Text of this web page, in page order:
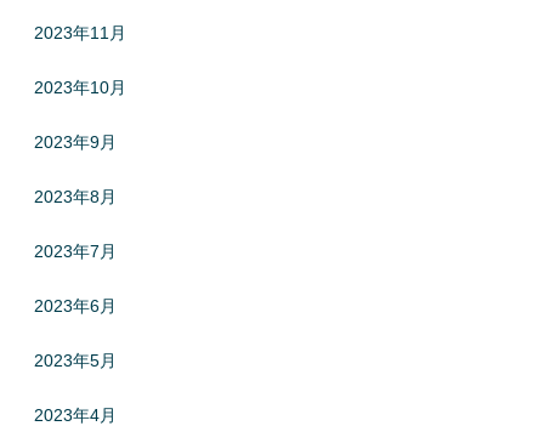
2023年11月
2023年10月
2023年9月
2023年8月
2023年7月
2023年6月
2023年5月
2023年4月